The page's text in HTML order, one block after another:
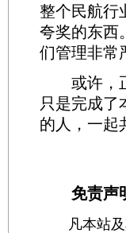
整个民航行
夸奖的东西
们管理非常
或许，正
只是完成了
的人，一起
免责声
凡本站及